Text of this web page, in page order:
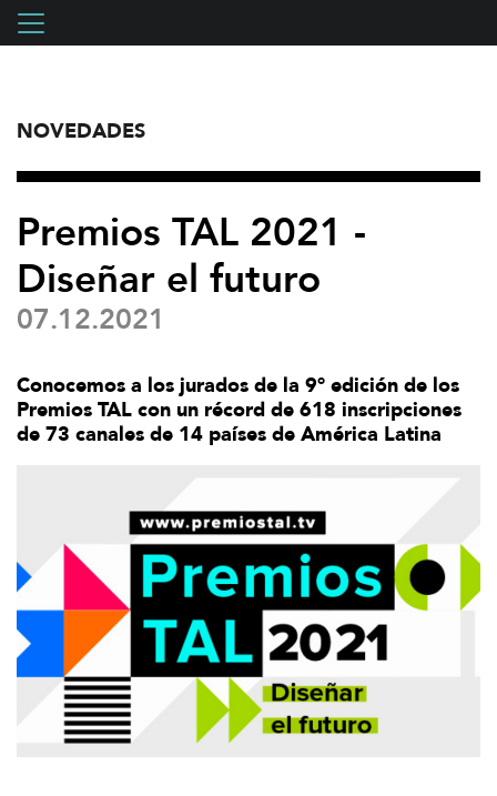
NOVEDADES
Premios TAL 2021 -
Diseñar el futuro
07.12.2021
Conocemos a los jurados de la 9° edición de los
Premios TAL con un récord de 618 inscripciones
de 73 canales de 14 países de América Latina